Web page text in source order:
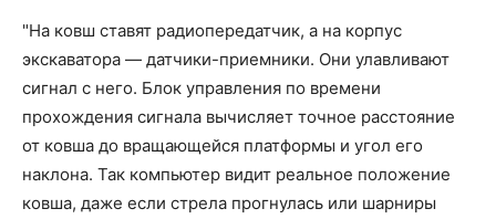
"На ковш ставят радиопередатчик, а на корпус
экскаватора — датчики-приемники. Они улавливают
сигнал с него. Блок управления по времени
прохождения сигнала вычисляет точное расстояние
от ковша до вращающейся платформы и угол его
наклона. Так компьютер видит реальное положение
ковша, даже если стрела прогнулась или шарниры